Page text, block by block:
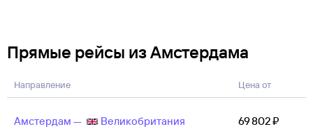
Прямые рейсы из Амстердама
Направление Цена от
Амстердам — Великобритания 69 ⁠802 ⁠₽